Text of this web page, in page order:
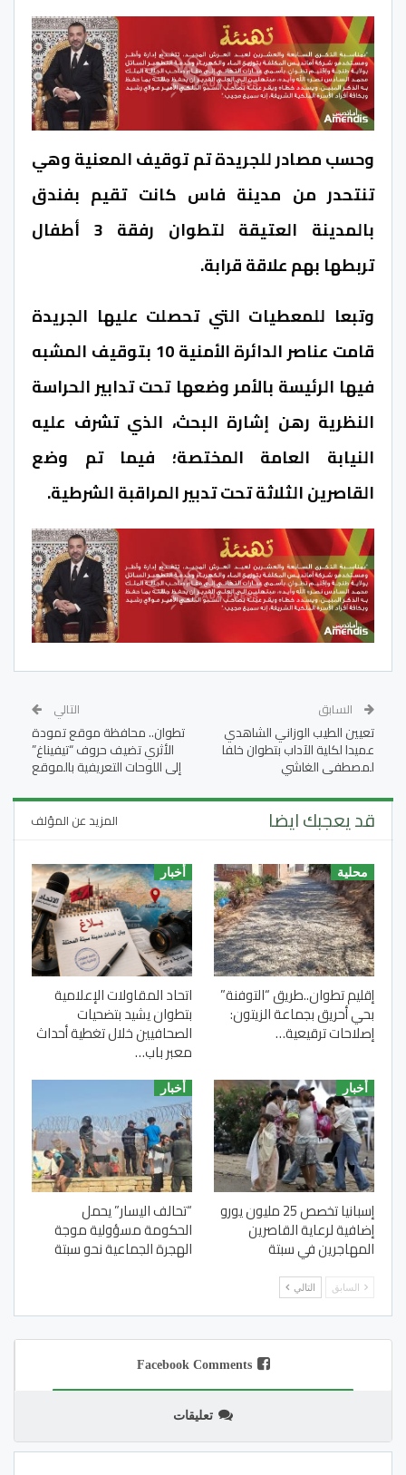
وحسب مصادر للجريدة تم توقيف المعنية وهي
تنتحدر من مدينة فاس كانت تقيم بفندق
بالمدينة العتيقة لتطوان رفقة 3 أطفال
تربطها بهم علاقة قرابة.
وتبعا للمعطيات التي تحصلت عليها الجريدة
قامت عناصر الدائرة الأمنية 10 بتوقيف المشبه
فيها الرئيسة بالأمر وضعها تحت تدابير الحراسة
النظرية رهن إشارة البحث، الذي تشرف عليه
النيابة العامة المختصة؛ فيما تم وضع
القاصرين الثلاثة تحت تدبير المراقبة الشرطية.
السابق
تعيين الطيب الوزاني الشاهدي
عميدا لكلية الآداب بتطوان خلفا
لمصطفى الغاشي
التالي
تطوان.. محافظة موقع تمودة
الأثري تضيف حروف “تيفيناغ”
إلى اللوحات التعريفية بالموقع
قد يعجبك ايضا المزيد عن المؤلف
محلية
إقليم تطوان..طريق “التوفنة”
بحي أحريق بجماعة الزيتون:
إصلاحات ترقيعية…
أخبار
اتحاد المقاولات الإعلامية
بتطوان يشيد بتضحيات
الصحافيين خلال تغطية أحداث
معبر باب…
أخبار
إسبانيا تخصص 25 مليون يورو
إضافية لرعاية القاصرين
المهاجرين في سبتة
أخبار
“تحالف اليسار” يحمل
الحكومة مسؤولية موجة
الهجرة الجماعية نحو سبتة
السابق التالي
Facebook Comments
تعليقات